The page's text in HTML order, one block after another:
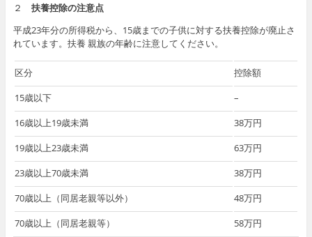
２ 扶養控除の注意点
平成23年分の所得税から、15歳までの子供に対する扶養控除が廃止さ
れています。扶養 親族の年齢に注意してください。
区分
控除額
15歳以下
–
16歳以上19歳未満
38万円
19歳以上23歳未満
63万円
23歳以上70歳未満
38万円
70歳以上（同居老親等以外）
48万円
70歳以上（同居老親等）
58万円